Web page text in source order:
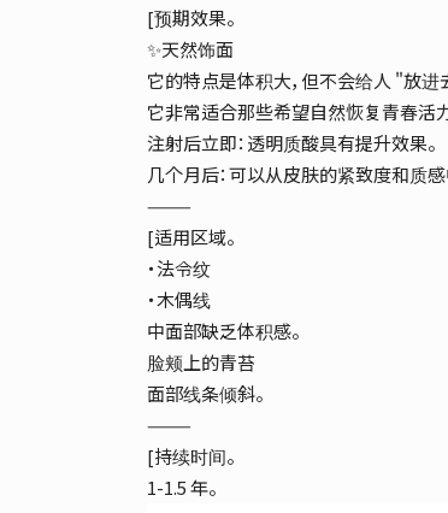
[预期效果。
✨天然饰面
它的特点是体积大，但不会给人 "放进
它非常适合那些希望自然恢复青春活
注射后立即：透明质酸具有提升效果。
几个月后：可以从皮肤的紧致度和质
⸻
[适用区域。
・法令纹
・木偶线
中面部缺乏体积感。
脸颊上的青苔
面部线条倾斜。
⸻
[持续时间。
1-1.5 年。